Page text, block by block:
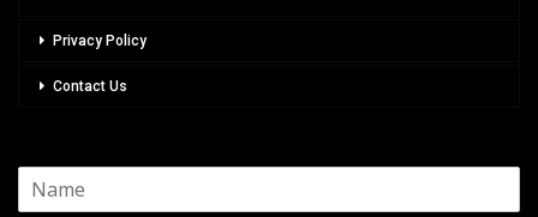
Privacy Policy
Contact Us